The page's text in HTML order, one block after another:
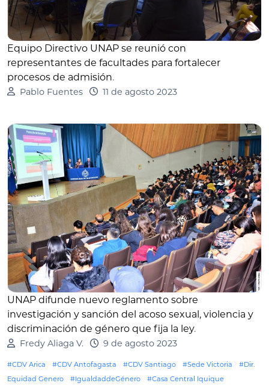
Equipo Directivo UNAP se reunió con
representantes de facultades para fortalecer
procesos de admisión.
Pablo Fuentes 11 de agosto 2023
UNAP difunde nuevo reglamento sobre
investigación y sanción del acoso sexual, violencia y
discriminación de género que fija la ley.
Fredy Aliaga V. 9 de agosto 2023
#CDV Arica #CDV Antofagasta #CDV Santiago #Sede Victoria
#Dir.
Equidad Genero
#IgualdaddeGénero #Casa Central Iquique